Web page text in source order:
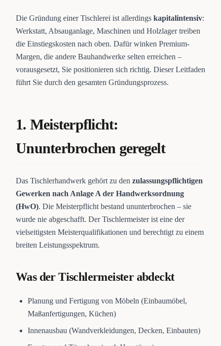
Die Gründung einer Tischlerei ist allerdings kapitalintensiv:
Werkstatt, Absauganlage, Maschinen und Holzlager treiben
die Einstiegskosten nach oben. Dafür winken Premium-
Margen, die andere Bauhandwerke selten erreichen –
vorausgesetzt, Sie positionieren sich richtig. Dieser Leitfaden
führt Sie durch den gesamten Gründungsprozess.
1. Meisterpflicht:
Ununterbrochen geregelt
Das Tischlerhandwerk gehört zu den zulassungspflichtigen
Gewerken nach Anlage A der Handwerksordnung
(HwO). Die Meisterpflicht bestand ununterbrochen – sie
wurde nie abgeschafft. Der Tischlermeister ist eine der
vielseitigsten Meisterqualifikationen und berechtigt zu einem
breiten Leistungsspektrum.
Was der Tischlermeister abdeckt
Planung und Fertigung von Möbeln (Einbaumöbel,
Maßanfertigungen, Küchen)
Innenausbau (Wandverkleidungen, Decken, Einbauten)